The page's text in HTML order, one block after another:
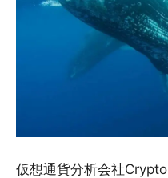
仮想通貨分析会社